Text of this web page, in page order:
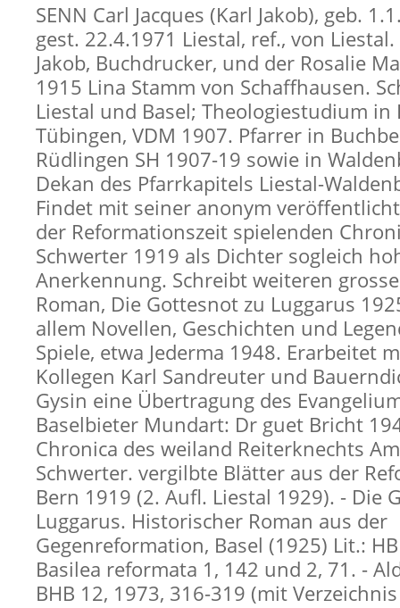
SENN Carl Jacques (Karl Jakob), geb.
gest. 22.4.1971 Liestal, ref., von
Jakob, Buchdrucker, und der Rosalie
1915 Lina Stamm von Schaffhausen.
Liestal und Basel; Theologiestudium in
Tübingen, VDM 1907. Pfarrer in
Rüdlingen SH 1907-19 sowie in
Dekan des Pfarrkapitels Liestal-
Findet mit seiner anonym
der Reformationszeit spielenden
Schwerter 1919 als Dichter sogleich
Anerkennung. Schreibt weiteren
Roman, Die Gottesnot zu Luggarus
allem Novellen, Geschichten und
Spiele, etwa Jederma 1948. Erarbeitet
Kollegen Karl Sandreuter und
Gysin eine Übertragung des
Baselbieter Mundart: Dr guet Bricht
Chronica des weiland Reiterknechts
Schwerter. vergilbte Blätter aus der
Bern 1919 (2. Aufl. Liestal 1929). - Die
Luggarus. Historischer Roman aus der
Gegenreformation, Basel (1925) Lit.:
Basilea reformata 1, 142 und 2, 71. -
BHB 12, 1973, 316-319 (mit